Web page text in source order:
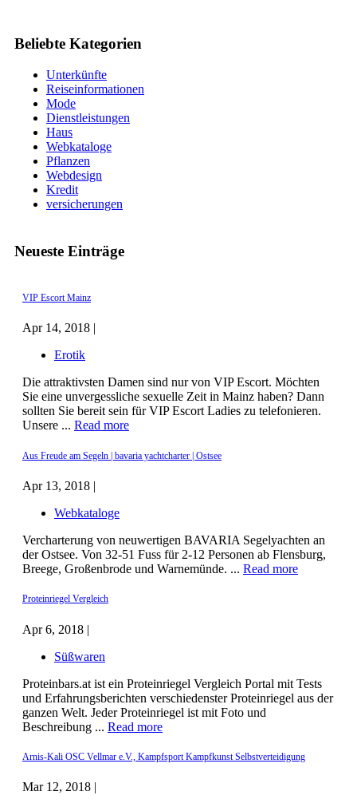
Beliebte Kategorien
Unterkünfte
Reiseinformationen
Mode
Dienstleistungen
Haus
Webkataloge
Pflanzen
Webdesign
Kredit
versicherungen
Neueste Einträge
VIP Escort Mainz
Apr 14, 2018 |
Erotik
Die attraktivsten Damen sind nur von VIP Escort. Möchten
Sie eine unvergessliche sexuelle Zeit in Mainz haben? Dann
sollten Sie bereit sein für VIP Escort Ladies zu telefonieren.
Unsere ... Read more
Aus Freude am Segeln | bavaria yachtcharter | Ostsee
Apr 13, 2018 |
Webkataloge
Vercharterung von neuwertigen BAVARIA Segelyachten an
der Ostsee. Von 32-51 Fuss für 2-12 Personen ab Flensburg,
Breege, Großenbrode und Warnemünde. ... Read more
Proteinriegel Vergleich
Apr 6, 2018 |
Süßwaren
Proteinbars.at ist ein Proteinriegel Vergleich Portal mit Tests
und Erfahrungsberichten verschiedenster Proteinriegel aus der
ganzen Welt. Jeder Proteinriegel ist mit Foto und
Beschreibung ... Read more
Arnis-Kali OSC Vellmar e.V., Kampfsport Kampfkunst Selbstverteidigung
Mar 12, 2018 |